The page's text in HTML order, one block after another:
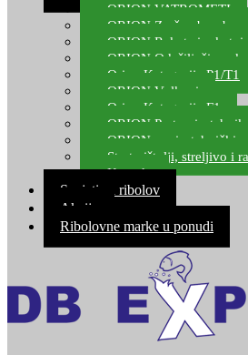
ORION VATROMETI
ORION Zračne bombe
ORION Rakete i raketni
ORION Odašiljači zvuka
Orion Kategorija P1/T1
ORION Vulkani
Orion Kategorija F1
ORION Party pirotehnika
ORION nepirotehnički
Start pištolji, streljivo i
Kontakt
Savjeti za ribolov
Akcija
Ribolovne marke u ponudi